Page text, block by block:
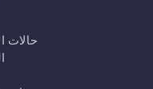
حالات